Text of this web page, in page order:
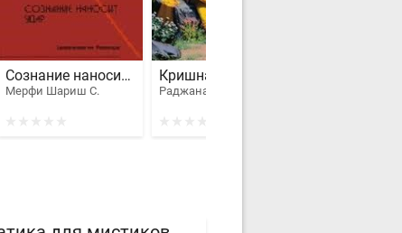
Сознание наносит удар. Евангелие от Рамеша
Мерфи Шариш С.
Кришна-лила
Раджанатха Свами